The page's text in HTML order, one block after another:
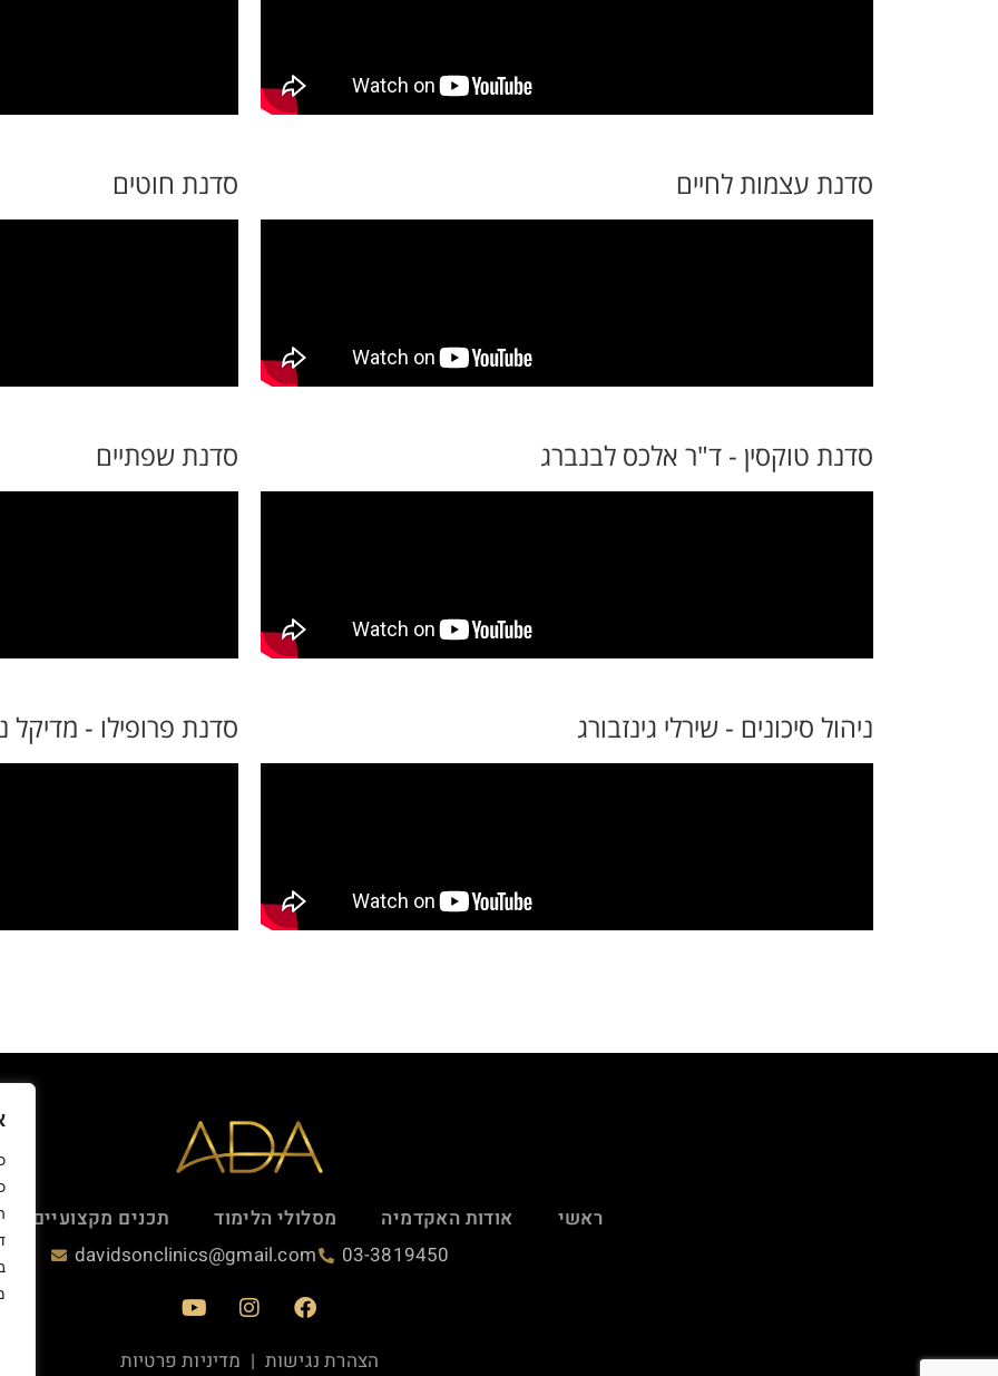
סדנת עצמות לחיים סדנת חוטים
סדנת טוקסין - ד"ר אלכס לבנברג סדנת שפתיים
ניהול סיכונים - שירלי גינזבורג סדנת פרופילו - מדיקל
ראשי אודות האקדמיה מסלולי הלימוד
תכנים מקצועיים
davidsonclinics@gmail.com
03-3819450
הצהרת נגישות | מדיניות פרטיות